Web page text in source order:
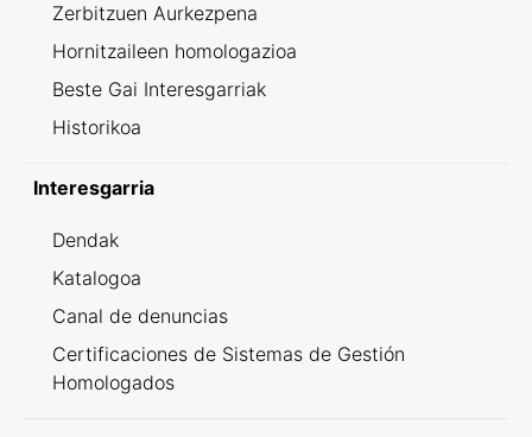
Zerbitzuen Aurkezpena
Hornitzaileen homologazioa
Beste Gai Interesgarriak
Historikoa
Interesgarria
Dendak
Katalogoa
Canal de denuncias
Certificaciones de Sistemas de Gestión
Homologados